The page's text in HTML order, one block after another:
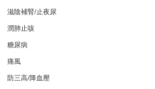
滋陰補腎/止夜尿
潤肺止咳
糖尿病
痛風
防三高/降血壓